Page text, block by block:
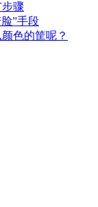
骤
”手段
色的筐呢？